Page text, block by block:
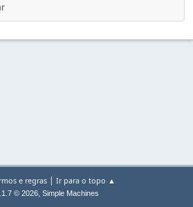
e regras| Ir para o topo ▲
© 2026, Simple Machines